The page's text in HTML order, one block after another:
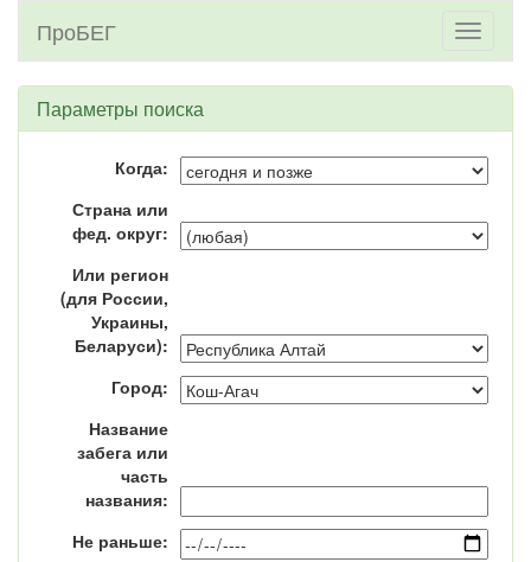
Toggle
ПроБЕГ
Параметры поиска
Когда:
Страна или
фед. округ:
Или регион
(для России,
Украины,
Беларуси):
Город:
Название
забега или
часть
названия:
Не раньше: